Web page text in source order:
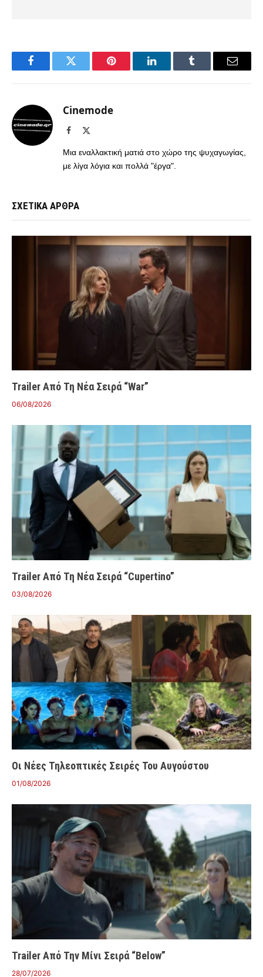
FacebookTwitter Pinterest LinkedInTumblr Email
Cinemode
Facebook
Μια εναλλακτική ματιά στο χώρο της ψυχαγωγίας,
με λίγα λόγια και πολλά "έργα".
ΣΧΕΤΙΚΑ ΑΡΘΡΑ
Trailer Από Τη Νέα Σειρά “War”
06/08/2026
Trailer Από Τη Νέα Σειρά “Cupertino”
03/08/2026
Οι Νέες Τηλεοπτικές Σειρές Του Αυγούστου
01/08/2026
Trailer Από Την Μίνι Σειρά “Below”
28/07/2026